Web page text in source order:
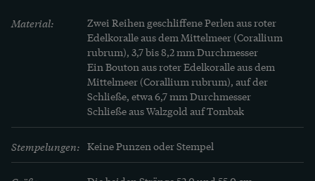
Material:
Zwei Reihen geschliffene Perlen aus roter
Edelkoralle aus dem Mittelmeer (Corallium
rubrum), 3,7 bis 8,2 mm Durchmesser
Ein Bouton aus roter Edelkoralle aus dem
Mittelmeer (Corallium rubrum), auf der
Schließe, etwa 6,7 mm Durchmesser
Schließe aus Walzgold auf Tombak
Stempelungen: Keine Punzen oder Stempel